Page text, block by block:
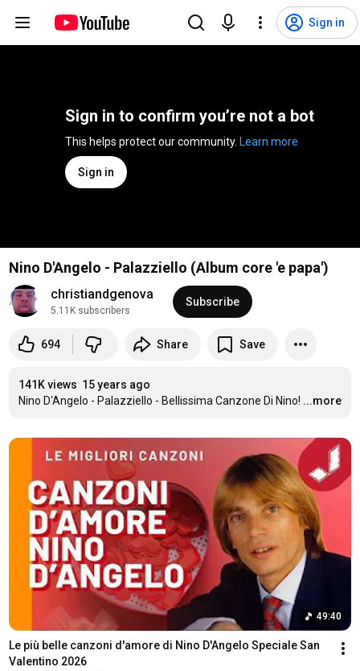
Sign in
Sign in to confirm you’re not a bot
Learn more
Sign in
Nino D'Angelo - Palazziello (Album core 'e papa')
christiandgenova
5.11K subscribers
Subscribe
694 Share Save
141K views 15 years ago
Nino D'Angelo - Palazziello - Bellissima Canzone Di Nino! ...more
49:40
Le più belle canzoni d'amore di Nino D'Angelo Speciale San
Valentino 2026